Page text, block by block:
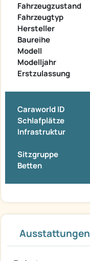
Fahrzeugzustand
Fahrzeugtyp
Hersteller
Baureihe
Modell
Modelljahr
Erstzulassung
Caraworld ID
Schlafplätze
Infrastruktur
Sitzgruppe
Betten
Ausstattungen